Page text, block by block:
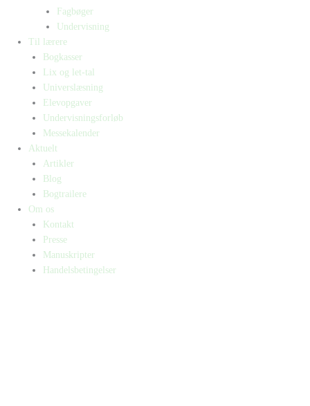
Fagbøger
Undervisning
Til lærere
Bogkasser
Lix og let-tal
Universlæsning
Elevopgaver
Undervisningsforløb
Messekalender
Aktuelt
Artikler
Blog
Bogtrailere
Om os
Kontakt
Presse
Manuskripter
Handelsbetingelser